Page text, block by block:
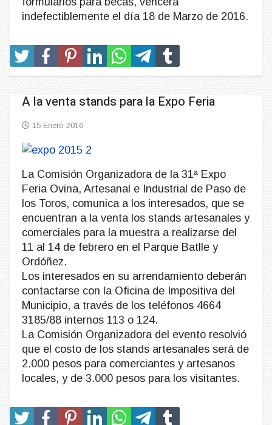
indefectiblemente el día 18 de Marzo de 2016.
A la venta stands para la Expo Feria
15 Enero 2016
La Comisión Organizadora de la 31ª Expo
Feria Ovina, Artesanal e Industrial de Paso de
los Toros, comunica a los interesados, que se
encuentran a la venta los stands artesanales y
comerciales para la muestra a realizarse del
11 al 14 de febrero en el Parque Batlle y
Ordóñez.
Los interesados en su arrendamiento deberán
contactarse con la Oficina de Impositiva del
Municipio, a través de los teléfonos 4664
3185/88 internos 113 o 124.
La Comisión Organizadora del evento resolvió
que el costo de los stands artesanales será de
2.000 pesos para comerciantes y artesanos
locales, y de 3.000 pesos para los visitantes.